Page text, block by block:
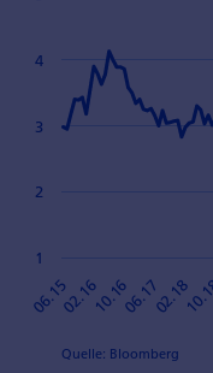
06.15 06.17
02.1610.16 02.18
1
2
3
4
Quelle: Bloomberg